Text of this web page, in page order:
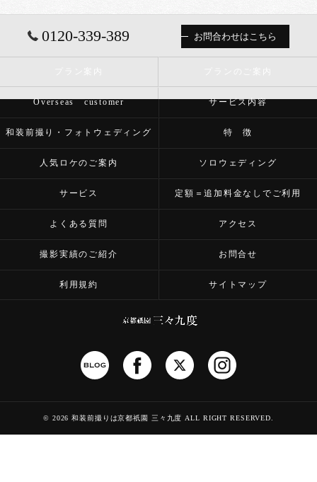
0120-339-389 お問合わせはこちら
Overseas customer サービス内容
和装前撮り・フォトウェディング 特 徴
人気ロケのご案内 ソロウェディング
サービス 定額＝追加料金なしでご利用
よくある質問 アクセス
撮影実績のご紹介 お問合せ
利用規約 サイトマップ
© 2026 和装前撮りは京都祇園 三々九度 ALL RIGHT RESERVED.